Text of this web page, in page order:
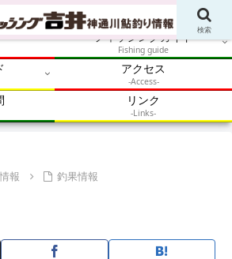
り・鮎・自然体験を加速させるメディア
フィッシングガイド
Fishing guide
アクセス
-Access-
リンク
-Links-
報 釣果情報
検索